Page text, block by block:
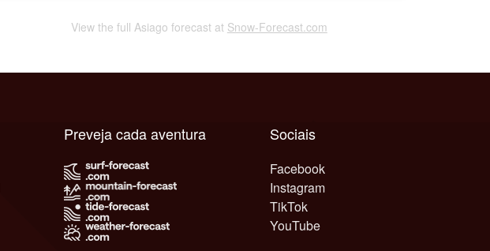
View the full Asiago forecast at Snow-Forecast.com
Sociais
Facebook
Instagram
TikTok
YouTube
Preveja cada aventura